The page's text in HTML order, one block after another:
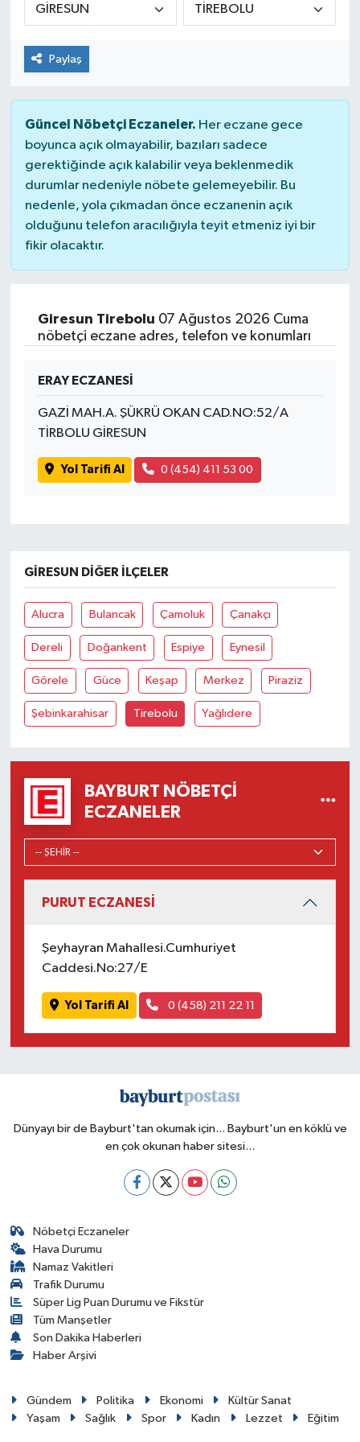
Paylaş
Güncel Nöbetçi Eczaneler. Her eczane gece
boyunca açık olmayabilir, bazıları sadece
gerektiğinde açık kalabilir veya beklenmedik
durumlar nedeniyle nöbete gelemeyebilir. Bu
nedenle, yola çıkmadan önce eczanenin açık
olduğunu telefon aracılığıyla teyit etmeniz iyi bir
fikir olacaktır.
Giresun Tirebolu 07 Ağustos 2026 Cuma
nöbetçi eczane adres, telefon ve konumları
ERAY ECZANESİ
GAZİ MAH.A. ŞÜKRÜ OKAN CAD.NO:52/A
TİRBOLU GİRESUN
Yol Tarifi Al 0 (454) 411 53 00
GIRESUN DIĞER İLÇELER
Alucra Bulancak Çamoluk Çanakçı
Dereli Doğankent Espiye Eynesil
Görele Güce Keşap Merkez Piraziz
Şebinkarahisar Tirebolu Yağlıdere
BAYBURT NÖBETÇI
ECZANELER
PURUT ECZANESİ
Şeyhayran Mahallesi.Cumhuriyet
Caddesi.No:27/E
Yol Tarifi Al 0 (458) 211 22 11
Dünyayı bir de Bayburt'tan okumak için... Bayburt'un en köklü ve
en çok okunan haber sitesi...
Nöbetçi Eczaneler
Hava Durumu
Namaz Vakitleri
Trafik Durumu
Süper Lig Puan Durumu ve Fikstür
Tüm Manşetler
Son Dakika Haberleri
Haber Arşivi
Gündem Politika Ekonomi
Kültür Sanat
Yaşam
Sağlık Spor Kadın Lezzet Eğitim